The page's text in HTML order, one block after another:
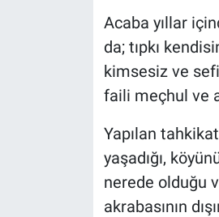
Acaba yıllar
da; tıpkı
kimsesiz ve
faili meçhul ve
Yapılan
yaşadığı,
nerede olduğu
akrabasının